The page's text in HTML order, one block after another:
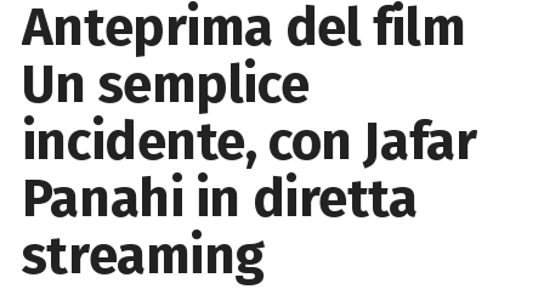
Anteprima del film
Un semplice
incidente, con Jafar
Panahi in diretta
streaming